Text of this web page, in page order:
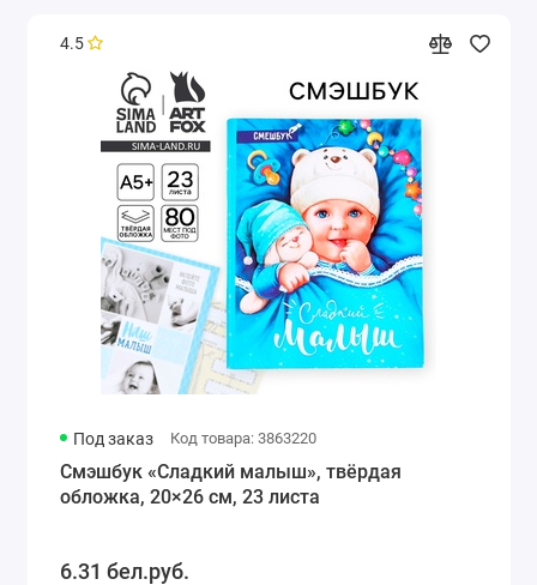
4.5
Под заказ Код товара: 3863220
Смэшбук «Сладкий малыш», твёрдая
обложка, 20×26 см, 23 листа
6.31 бел.руб.